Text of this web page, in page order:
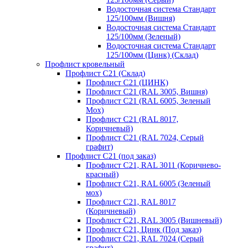
Водосточная система Стандарт
125/100мм (Вишня)
Водосточная система Стандарт
125/100мм (Зеленый)
Водосточная система Стандарт
125/100мм (Цинк) (Склад)
Профлист кровельный
Профлист С21 (Склад)
Профлист С21 (ЦИНК)
Профлист С21 (RAL 3005, Вишня)
Профлист С21 (RAL 6005, Зеленый
Мох)
Профлист С21 (RAL 8017,
Коричневый)
Профлист С21 (RAL 7024, Серый
графит)
Профлист С21 (под заказ)
Профлист С21, RAL 3011 (Коричнево-
красный)
Профлист С21, RAL 6005 (Зеленый
мох)
Профлист С21, RAL 8017
(Коричневый)
Профлист С21, RAL 3005 (Вишневый)
Профлист С21, Цинк (Под заказ)
Профлист С21, RAL 7024 (Серый